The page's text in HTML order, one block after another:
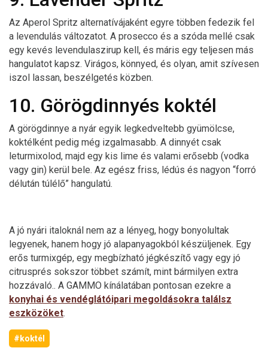
Az Aperol Spritz alternatívájaként egyre többen fedezik fel
a levendulás változatot. A prosecco és a szóda mellé csak
egy kevés levendulaszirup kell, és máris egy teljesen más
hangulatot kapsz. Virágos, könnyed, és olyan, amit szívesen
iszol lassan, beszélgetés közben.
10. Görögdinnyés koktél
A görögdinnye a nyár egyik legkedveltebb gyümölcse,
koktélként pedig még izgalmasabb. A dinnyét csak
leturmixolod, majd egy kis lime és valami erősebb (vodka
vagy gin) kerül bele. Az egész friss, lédús és nagyon “forró
délután túlélő” hangulatú.
A jó nyári italoknál nem az a lényeg, hogy bonyolultak
legyenek, hanem hogy jó alapanyagokból készüljenek. Egy
erős turmixgép, egy megbízható jégkészítő vagy egy jó
citrusprés sokszor többet számít, mint bármilyen extra
hozzávaló.. A GAMMO kínálatában pontosan ezekre a
konyhai és vendéglátóipari megoldásokra találsz
eszközöket.
#koktél